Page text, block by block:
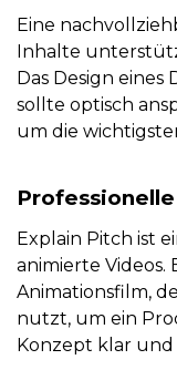
Eine
Inhalte
Das Design eines
sollte optisch
um die
Explain Pitch ist
animierte Videos.
Animationsfilm,
nutzt, um ein
Konzept klar